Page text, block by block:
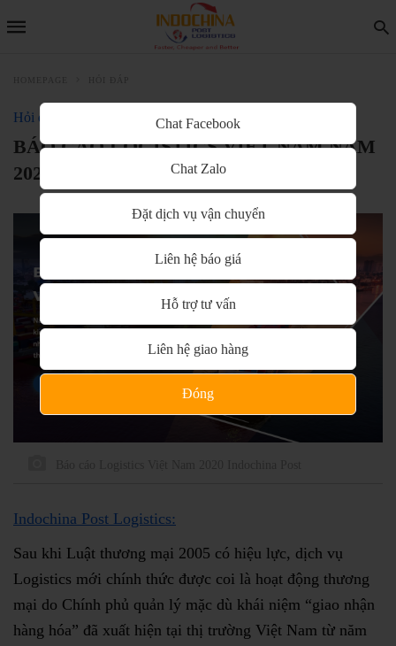
Hỏi đáp
BÁO CÁO LOGISTICS VIỆT NAM NĂM
2020
Indochina Post Logistics:
Sau khi Luật thương mại 2005 có hiệu lực, dịch vụ
Logistics mới chính thức được coi là hoạt động thương
mại do Chính phủ quản lý mặc dù khái niệm “giao nhận
hàng hóa” đã xuất hiện tại thị trường Việt Nam từ năm
Chat Facebook
Chat Zalo
Đặt dịch vụ vận chuyển
Liên hệ báo giá
Hỗ trợ tư vấn
Liên hệ giao hàng
Đóng